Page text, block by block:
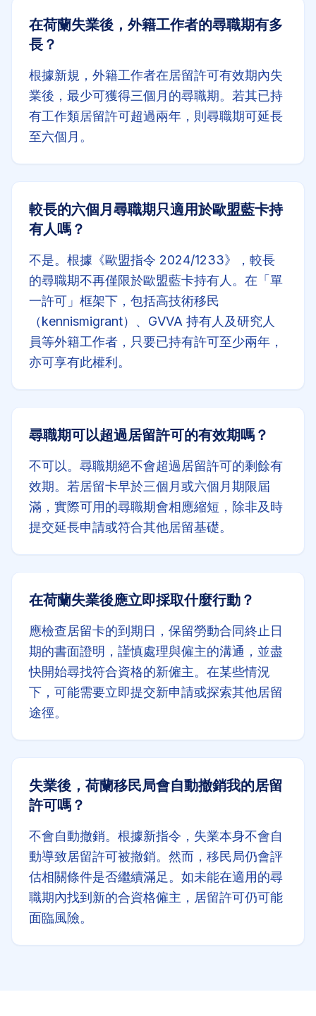
在荷蘭失業後，外籍工作者的尋職期有多
長？
根據新規，外籍工作者在居留許可有效期內失
業後，最少可獲得三個月的尋職期。若其已持
有工作類居留許可超過兩年，則尋職期可延長
至六個月。
較長的六個月尋職期只適用於歐盟藍卡持
有人嗎？
不是。根據《歐盟指令 2024/1233》，較長
的尋職期不再僅限於歐盟藍卡持有人。在「單
一許可」框架下，包括高技術移民
（kennismigrant）、GVVA 持有人及研究人
員等外籍工作者，只要已持有許可至少兩年，
亦可享有此權利。
尋職期可以超過居留許可的有效期嗎？
不可以。尋職期絕不會超過居留許可的剩餘有
效期。若居留卡早於三個月或六個月期限屆
滿，實際可用的尋職期會相應縮短，除非及時
提交延長申請或符合其他居留基礎。
在荷蘭失業後應立即採取什麼行動？
應檢查居留卡的到期日，保留勞動合同終止日
期的書面證明，謹慎處理與僱主的溝通，並盡
快開始尋找符合資格的新僱主。在某些情況
下，可能需要立即提交新申請或探索其他居留
途徑。
失業後，荷蘭移民局會自動撤銷我的居留
許可嗎？
不會自動撤銷。根據新指令，失業本身不會自
動導致居留許可被撤銷。然而，移民局仍會評
估相關條件是否繼續滿足。如未能在適用的尋
職期內找到新的合資格僱主，居留許可仍可能
面臨風險。